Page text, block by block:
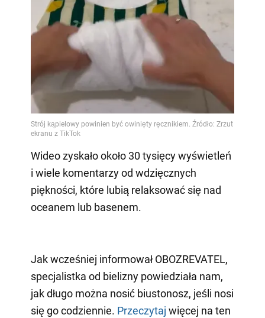
Wideo zyskało około 30 tysięcy wyświetleń
i wiele komentarzy od wdzięcznych
piękności, które lubią relaksować się nad
oceanem lub basenem.
Jak wcześniej informował OBOZREVATEL,
specjalistka od bielizny powiedziała nam,
jak długo można nosić biustonosz, jeśli nosi
się go codziennie. Przeczytaj więcej na ten